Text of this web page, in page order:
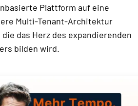
Plattform auf eine
Multi-Tenant-Architektur
das Herz des expandierenden
bilden wird.